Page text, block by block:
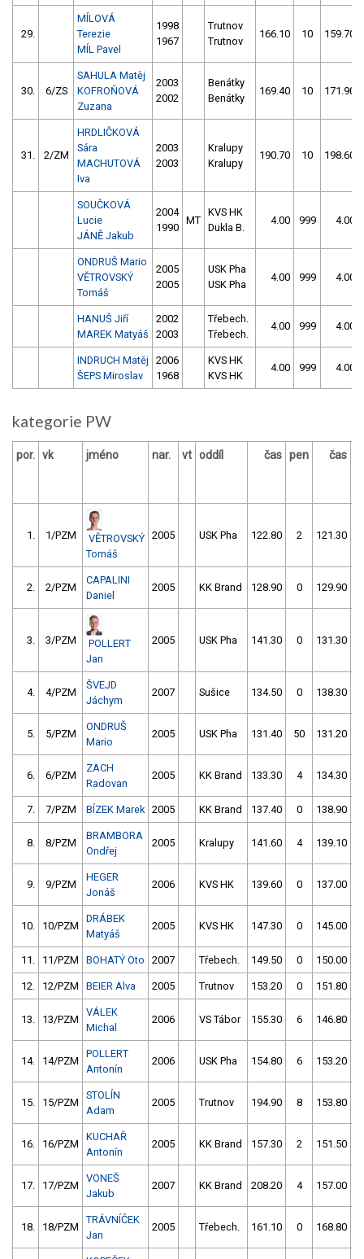
29.
MÍLOVÁ
Terezie
MÍL Pavel
1998
1967
Trutnov
Trutnov
166.10 10 159.70
30. 6/ZS
SAHULA Matěj
KOFROŇOVÁ
Zuzana
2003
2002
Benátky
Benátky
169.40 10 171.90
31. 2/ZM
HRDLIČKOVÁ
Sára
MACHUTOVÁ
Iva
2003
2003
Kralupy
Kralupy
190.70 10 198.60
SOUČKOVÁ
Lucie
JÁNĚ Jakub
2004
1990
MT
KVS HK
Dukla B.
4.00 999 4.00
ONDRUŠ Mario
VĚTROVSKÝ
Tomáš
2005
2005
USK Pha
USK Pha
4.00 999 4.00
HANUŠ Jiří
MAREK Matyáš
2002
2003
Třebech.
Třebech.
4.00 999 4.00
INDRUCH Matěj
ŠEPS Miroslav
2006
1968
KVS HK
KVS HK
4.00 999 4.00
kategorie PW
por. vk jméno nar. vt oddíl čas pen čas
1. 1/PZM
VĚTROVSKÝ
Tomáš
2005 USK Pha 122.80 2 121.30
2. 2/PZM
CAPALINI
Daniel
2005 KK Brand 128.90 0 129.90
3. 3/PZM
POLLERT
Jan
2005 USK Pha 141.30 0 131.30
4. 4/PZM
ŠVEJD
Jáchym
2007 Sušice 134.50 0 138.30
5. 5/PZM
ONDRUŠ
Mario
2005 USK Pha 131.40 50 131.20
6. 6/PZM
ZACH
Radovan
2005 KK Brand 133.30 4 134.30
7. 7/PZM BÍZEK Marek 2005 KK Brand 137.40 0 138.90
8. 8/PZM
BRAMBORA
Ondřej
2005 Kralupy 141.60 4 139.10
9. 9/PZM
HEGER
Jonáš
2006 KVS HK 139.60 0 137.00
10. 10/PZM
DRÁBEK
Matyáš
2005 KVS HK 147.30 0 145.00
11. 11/PZM BOHATÝ Oto 2007 Třebech. 149.50 0 150.00
12. 12/PZM BEIER Alva 2005 Trutnov 153.20 0 151.80
13. 13/PZM
VÁLEK
Michal
2006 VS Tábor 155.30 6 146.80
14. 14/PZM
POLLERT
Antonín
2006 USK Pha 154.80 6 153.20
15. 15/PZM
STOLÍN
Adam
2005 Trutnov 194.90 8 153.80
16. 16/PZM
KUCHAŘ
Antonín
2005 KK Brand 157.30 2 151.50
17. 17/PZM
VONEŠ
Jakub
2007 KK Brand 208.20 4 157.00
18. 18/PZM
TRÁVNÍČEK
Jan
2005 Třebech. 161.10 0 168.80